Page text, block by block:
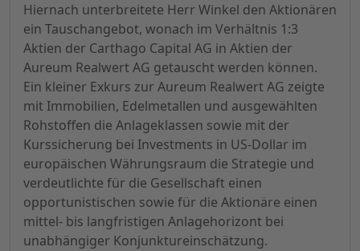
Hiernach unterbreitete Herr Winkel den Aktionären
ein Tauschangebot, wonach im Verhältnis 1:3
Aktien der Carthago Capital AG in Aktien der
Aureum Realwert AG getauscht werden können.
Ein kleiner Exkurs zur Aureum Realwert AG zeigte
mit Immobilien, Edelmetallen und ausgewählten
Rohstoffen die Anlageklassen sowie mit der
Kurssicherung bei Investments in US-Dollar im
europäischen Währungsraum die Strategie und
verdeutlichte für die Gesellschaft einen
opportunistischen sowie für die Aktionäre einen
mittel- bis langfristigen Anlagehorizont bei
unabhängiger Konjunktureinschätzung.